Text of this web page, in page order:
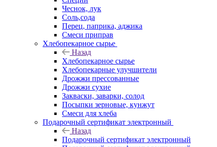
Чеснок, лук
Соль,сода
Перец, паприка, аджика
Смеси приправ
Хлебопекарное сырье
Назад
Хлебопекарное сырье
Хлебопекарные улучшители
Дрожжи прессованные
Дрожжи сухие
Закваски, заварки, солод
Посыпки зерновые, кунжут
Смеси для хлеба
Подарочный сертификат электронный
Назад
Подарочный сертификат электронный